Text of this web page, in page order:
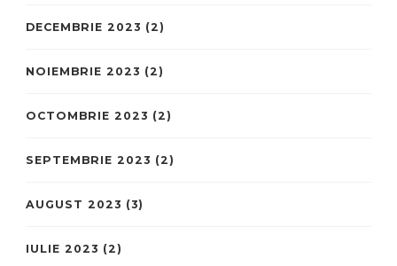
DECEMBRIE 2023 (2)
NOIEMBRIE 2023 (2)
OCTOMBRIE 2023 (2)
SEPTEMBRIE 2023 (2)
AUGUST 2023 (3)
IULIE 2023 (2)